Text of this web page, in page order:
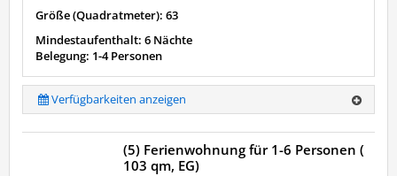
Größe (Quadratmeter): 63
Mindestaufenthalt: 6 Nächte
Belegung: 1-4 Personen
Verfügbarkeiten anzeigen
(5) Ferienwohnung für 1-6 Personen (
103 qm, EG)